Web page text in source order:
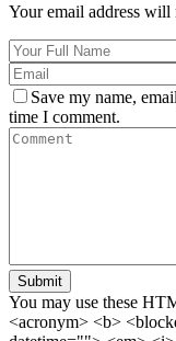
Your email address will
Save my name,
time I comment.
Submit
You may use these
<acronym> <b>